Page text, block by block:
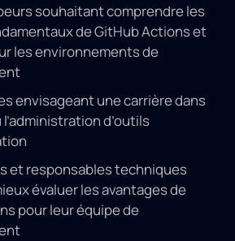
souhaitant comprendre les
de GitHub Actions et
les environnements de
envisageant une carrière dans
l’administration d’outils
et responsables techniques
évaluer les avantages de
pour leur équipe de